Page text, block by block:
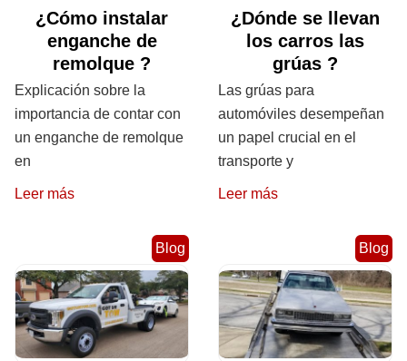
¿Cómo instalar
enganche de
remolque ?
Explicación sobre la
importancia de contar con
un enganche de remolque
en
Leer más
¿Dónde se llevan
los carros las
grúas ?
Las grúas para
automóviles desempeñan
un papel crucial en el
transporte y
Leer más
Blog Blog